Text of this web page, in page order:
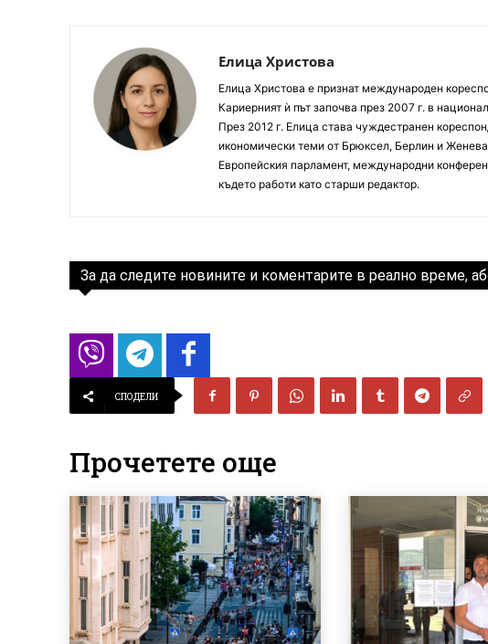
Елица Христова
Елица Христова е признат международен
Кариерният ѝ път започва през 2007 г. в
През 2012 г. Елица става чуждестранен
икономически теми от Брюксел, Берлин и
Европейския парламент, международни
където работи като старши редактор.
За да следите новините и коментарите в реално време,
СПОДЕЛИ
Прочетете още